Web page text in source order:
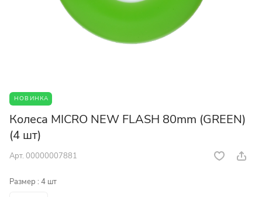
НОВИНКА
Колеса MICRO NEW FLASH 80mm (GREEN)
(4 шт)
Арт. 00000007881
Размер : 4 шт